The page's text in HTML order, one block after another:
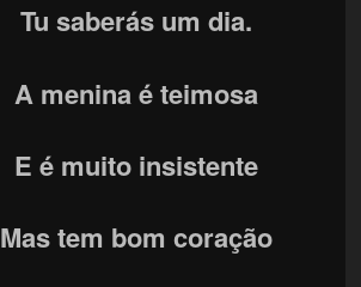
Tu saberás um dia.
A menina é teimosa
E é muito insistente
Mas tem bom coração